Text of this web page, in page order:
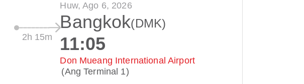
2h 15m
Huw, Ago 6, 2026
Bangkok(DMK)
11:05
Don Mueang International Airport
(Ang Terminal 1)